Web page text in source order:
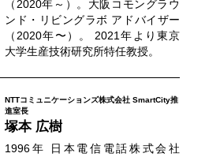
（2020年～）。大阪コモングラウ
ンド・リビングラボ アドバイザー
（2020年〜）。 2021年より東京
大学生産技術研究所特任教授。
NTTコミュニケーションズ株式会社 SmartCity推
進室長
塚本 広樹
1996年 日本電信電話株式会社